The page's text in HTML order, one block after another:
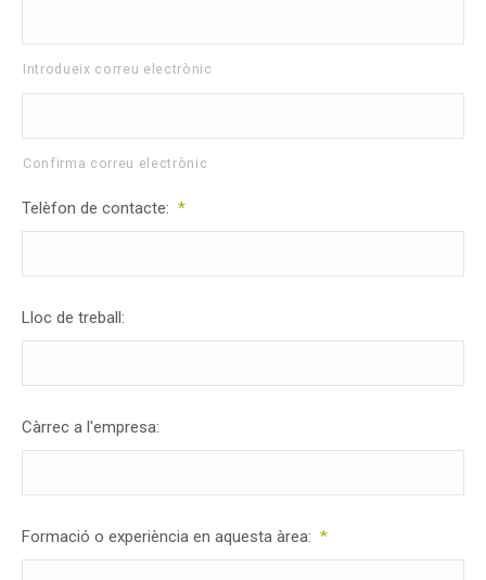
Introdueix correu electrònic
Confirma correu electrònic
Telèfon de contacte: *
Lloc de treball:
Càrrec a l'empresa:
Formació o experiència en aquesta àrea: *